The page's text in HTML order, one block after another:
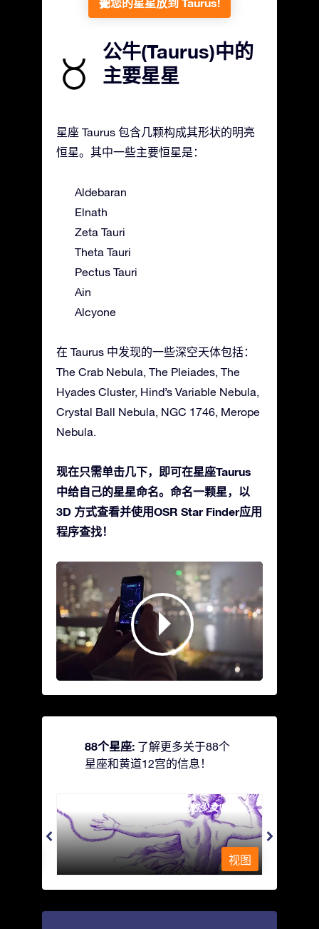
把您的星星放到 Taurus!
公牛(Taurus)中的
主要星星
星座 Taurus 包含几颗构成其形状的明亮
恒星。其中一些主要恒星是：
Aldebaran
Elnath
Zeta Tauri
Theta Tauri
Pectus Tauri
Ain
Alcyone
在 Taurus 中发现的一些深空天体包括：
The Crab Nebula, The Pleiades, The
Hyades Cluster, Hind’s Variable Nebula,
Crystal Ball Nebula, NGC 1746, Merope
Nebula.
现在只需单击几下，即可在星座Taurus
中给自己的星星命名。命名一颗星，以
3D 方式查看并使用OSR Star Finder应用
程序查找！
88个星座: 了解更多关于88个
星座和黄道12宫的信息！
Andromeda - 被铁链锁着的少女
视图